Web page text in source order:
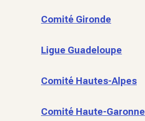
Comité Gironde
Ligue Guadeloupe
Comité Hautes-Alpes
Comité Haute-Garonne